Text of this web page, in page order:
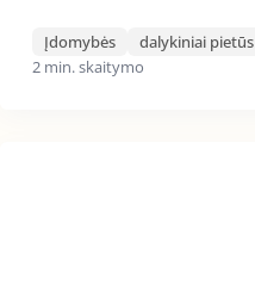
Įdomybės dalykiniai pietūs
2 min. skaitymo